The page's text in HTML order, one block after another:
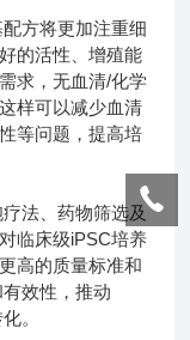
方将更加注重细
的活性、增殖能
求，无血清/化学
样可以减少血清
等问题，提高培
法、药物筛选及
临床级iPSC培养
高的质量标准和
效性，推动
。